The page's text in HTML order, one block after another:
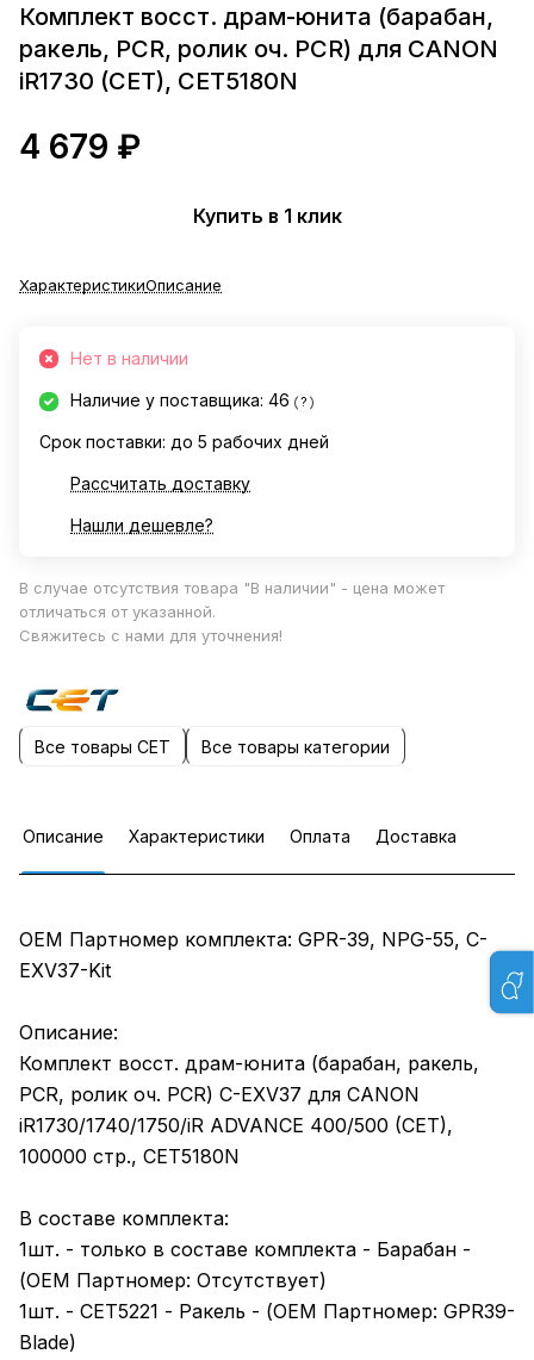
Комплект восст. драм-юнита (барабан,
ракель, PCR, ролик оч. PCR) для CANON
iR1730 (CET), CET5180N
4 679 ₽
Купить в 1 клик
ХарактеристикиОписание
Нет в наличии
Наличие у поставщика: 46 ?
Срок поставки: до 5 рабочих дней
Рассчитать доставку
Нашли дешевле?
В случае отсутствия товара "В наличии" - цена может
отличаться от указанной.
Свяжитесь с нами для уточнения!
Все товары CET Все товары категории
Описание Характеристики Оплата Доставка
OEM Партномер комплекта: GPR-39, NPG-55, C-
EXV37-Kit
Описание:
Комплект восст. драм-юнита (барабан, ракель,
PCR, ролик оч. PCR) C-EXV37 для CANON
iR1730/1740/1750/iR ADVANCE 400/500 (CET),
100000 стр., CET5180N
В составе комплекта:
1шт. - только в составе комплекта - Барабан -
(OEM Партномер: Отсутствует)
1шт. - CET5221 - Ракель - (OEM Партномер: GPR39-
Blade)